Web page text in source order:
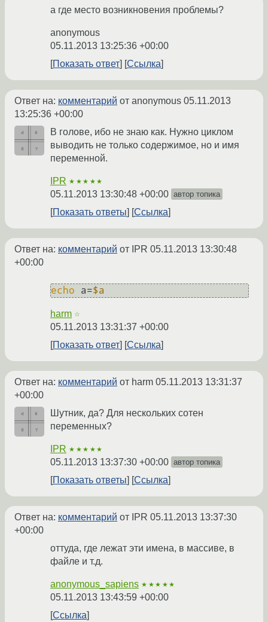
а где место возникновения проблемы?
anonymous
05.11.2013 13:25:36 +00:00
Показать ответ
Ссылка
Ответ на: комментарий от anonymous 05.11.2013
13:25:36 +00:00
В голове, ибо не знаю как. Нужно циклом
выводить не только содержимое, но и имя
переменной.
IPR ★★★★★
05.11.2013 13:30:48 +00:00 автор топика
Показать ответы Ссылка
Ответ на: комментарий от IPR 05.11.2013 13:30:48
+00:00
echo a=$a
harm ☆
05.11.2013 13:31:37 +00:00
Показать ответ
Ссылка
Ответ на: комментарий от harm 05.11.2013 13:31:37
+00:00
Шутник, да? Для нескольких сотен
переменных?
IPR ★★★★★
05.11.2013 13:37:30 +00:00 автор топика
Показать ответы Ссылка
Ответ на: комментарий от IPR 05.11.2013 13:37:30
+00:00
оттуда, где лежат эти имена, в массиве, в
файле и т.д.
anonymous_sapiens ★★★★★
05.11.2013 13:43:59 +00:00
Ссылка